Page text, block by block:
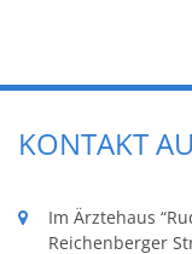
KONTAKT
Im Ärztehaus
Reichenberger